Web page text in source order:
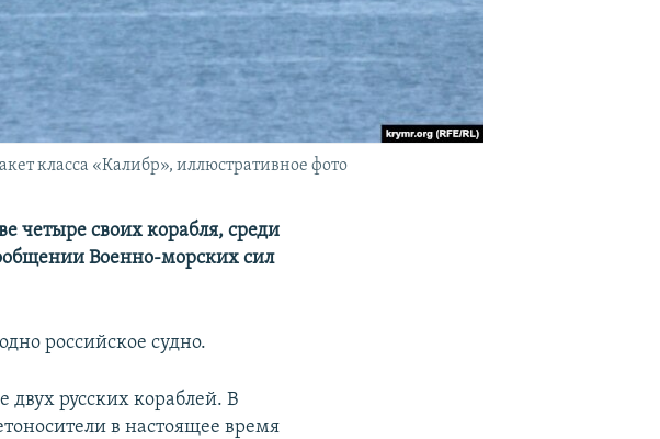
класса «Калибр», иллюстративное фото
четыре своих корабля, среди
Военно-морских сил
российское судно.
русских кораблей. В
в настоящее время